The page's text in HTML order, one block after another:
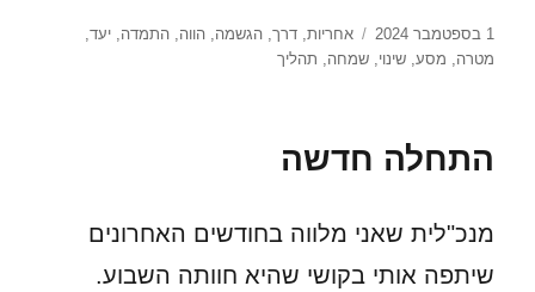
פורסם
בתאריך
1 בספטמבר 2024 תגיות
אחריות,דרך,הגשמה,הווה,התמדה,יעד,
מטרה, מסע,שינוי,שמחה, תהליך
התחלה חדשה
מנכ"לית שאני מלווה בחודשים האחרונים
שיתפה אותי בקושי שהיא חוותה השבוע.